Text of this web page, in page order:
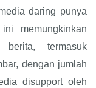
daring punya
memungkinkan
termasuk
dengan jumlah
disupport oleh